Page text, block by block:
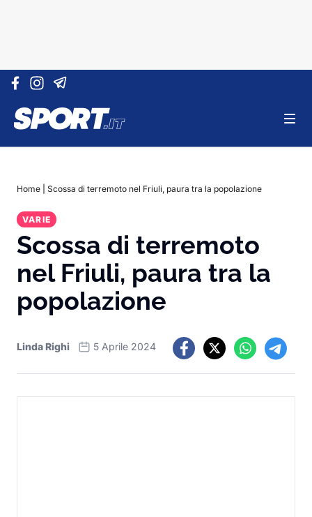
Vai al contenuto
Home Scossa di terremoto nel Friuli, paura tra la popolazione
VARIE
Scossa di terremoto
nel Friuli, paura tra la
popolazione
Linda Righi 5 Aprile 2024